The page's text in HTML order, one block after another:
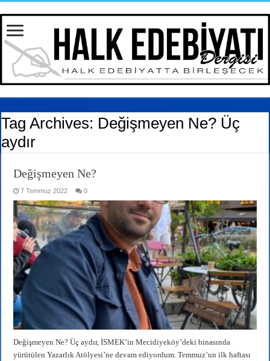
Tag Archives: Değişmeyen Ne? Üç
aydır
Değişmeyen Ne?
7 Temmuz 2022 0
Değişmeyen Ne? Üç aydır, İSMEK’in Mecidiyeköy’deki binasında
yürütülen Yazarlık Atölyesi’ne devam ediyordum. Temmuz’un ilk haftası